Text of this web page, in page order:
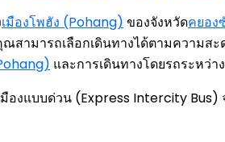
เมืองโพฮัง (Pohang) ของจังหวัดคยอง
สามารถเลือกเดินทางได้ตามความสะ
และการเดินทางโดยรถระหว่า
องแบบด่วน (Express Intercity Bus)